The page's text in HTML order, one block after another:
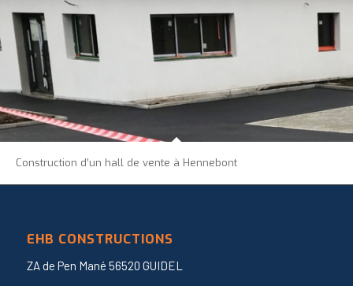
Construction d’un hall de vente à Hennebont
EHB CONSTRUCTIONS
ZA de Pen Mané 56520 GUIDEL